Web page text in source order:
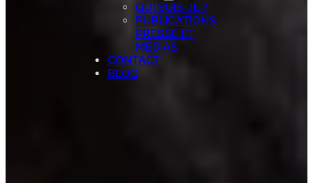
QUI SUIS-JE ?
PUBLICATIONS
PRESSE ET
MÉDIAS
CONTACT
BLOG